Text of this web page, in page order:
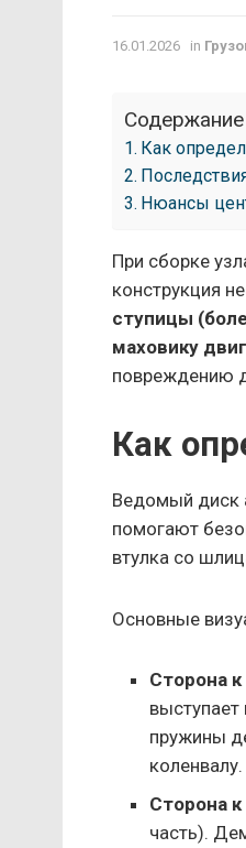
16.01.2026 in
Содержание
Как
Нюансы
При сборке
конструкция
ступицы
маховику
повреждению
Как
Ведомый диск
помогают
втулка со
Основные
Сторона
пружины
коленвалу.
Сторона
часть).